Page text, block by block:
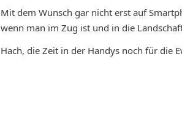
Mit dem Wunsch gar nicht erst auf
wenn man im Zug ist und in die
Hach, die Zeit in der Handys noch für die